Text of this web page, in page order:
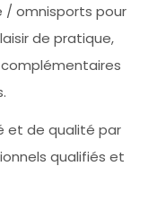
/ omnisports pour
de pratique,
et de qualité par
qualifiés et